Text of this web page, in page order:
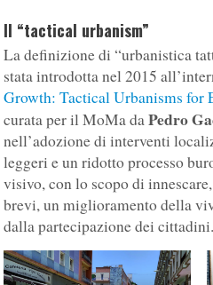
Il “tactical urbanism”
La definizione di “urbanistica
stata introdotta nel 2015
Growth: Tactical Urbanisms for
curata per il MoMa daPedro
nell’adozione di interventi
leggeri e un ridotto processo
visivo, con lo scopo di
brevi, un miglioramento della
dalla partecipazione dei cittadini.